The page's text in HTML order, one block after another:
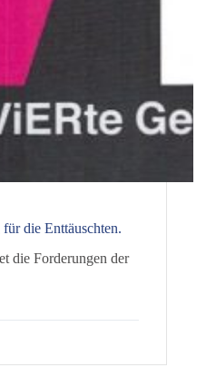
die Enttäuschten.
die Forderungen der